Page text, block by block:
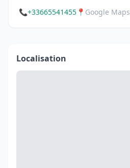
📞+33665541455 📍 Google Maps
Localisation